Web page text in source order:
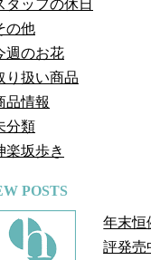
タッフの休日
の他
週のお花
り扱い商品
品情報
分類
楽坂歩き
POSTS
年末恒
評発売